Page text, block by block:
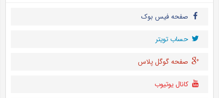
صفحه فیس بوک
حساب تويتر
صفحه گوگل پلاس
کانال یوتیوب